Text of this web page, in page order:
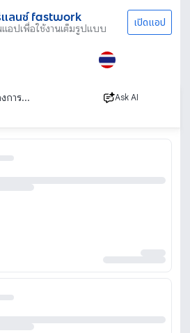
แลนซ์ fastwork
แอปเพื่อใช้งานเต็มรูปแบบ เปิดแอป
Ask AI
นนทบุรี
ไม้ นนทบุรี โดยมืออาชีพ
เรียงตาม